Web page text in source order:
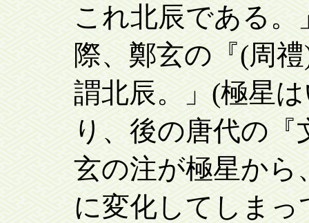
これ北辰である
際、鄭玄の『(周
謂北辰。」(極星
り、後の唐代の
玄の注が極星から
に変化してしま